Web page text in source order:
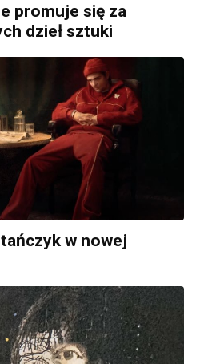
promuje się za
dzieł sztuki
w nowej